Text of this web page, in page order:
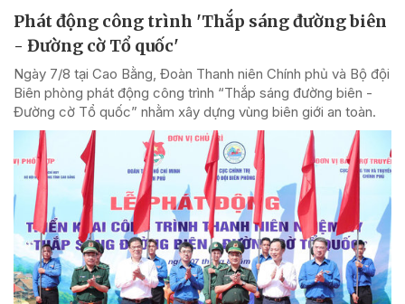
Phát động công trình 'Thắp sáng đường biên
- Đường cờ Tổ quốc'
Ngày 7/8 tại Cao Bằng, Đoàn Thanh niên Chính phủ và Bộ đội
Biên phòng phát động công trình “Thắp sáng đường biên -
Đường cờ Tổ quốc” nhằm xây dựng vùng biên giới an toàn.